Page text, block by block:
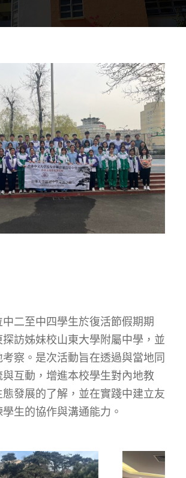
二至中四學生於復活節假期期
訪姊妹校山東大學附屬中學，並
察。是次活動旨在透過與當地同
互動，增進本校學生對內地教
發展的了解，並在實踐中建立友
生的協作與溝通能力。